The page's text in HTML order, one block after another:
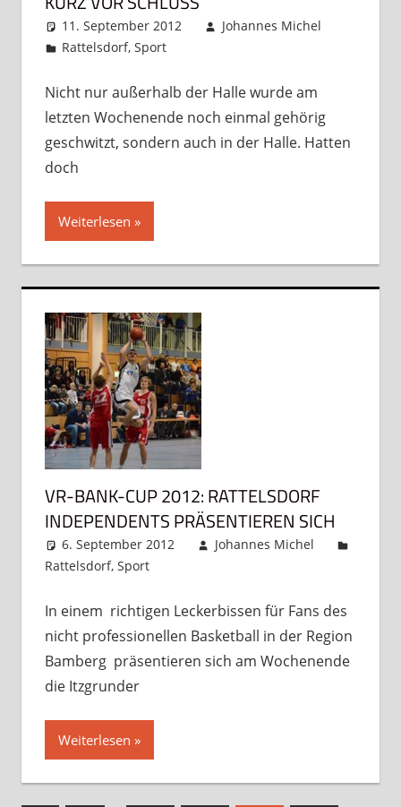
11. September 2012
Johannes Michel
Rattelsdorf,Sport
Nicht nur außerhalb der Halle wurde am
letzten Wochenende noch einmal gehörig
geschwitzt, sondern auch in der Halle. Hatten
doch
Weiterlesen
VR-BANK-CUP 2012: RATTELSDORF
INDEPENDENTS PRÄSENTIEREN SICH
6. September 2012
Johannes Michel
Rattelsdorf, Sport
In einem richtigen Leckerbissen für Fans des
nicht professionellen Basketball in der Region
Bamberg präsentieren sich am Wochenende
die Itzgrunder
Weiterlesen